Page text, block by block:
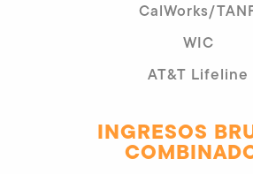
CalWorks/
WIC
AT&T Lifeline
INGRESOS